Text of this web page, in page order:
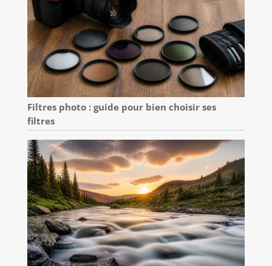
Filtres photo : guide pour bien choisir ses
filtres